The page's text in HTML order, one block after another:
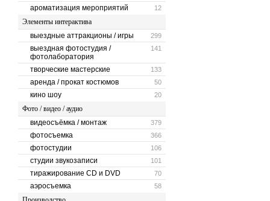
12
ароматизация мероприятий
Элементы интерактива
299
выездные аттракционы / игры
141
выездная фотостудия /
фотолаборатория
133
творческие мастерские
50
аренда / прокат костюмов
20
кино шоу
Фото / видео / аудио
379
видеосъёмка / монтаж
366
фотосъемка
106
фотостудии
101
студии звукозаписи
70
тиражирование CD и DVD
58
аэросъемка